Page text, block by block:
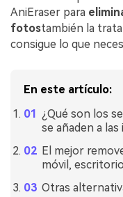
AniEraser para
fotostambién la
consigue lo que
En este artículo:
¿Qué son los
se añaden a las
El mejor
móvil,
Otras